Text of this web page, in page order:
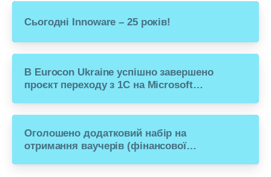
Сьогодні Innoware – 25 років!
В Eurocon Ukraine успішно завершено
проєкт переходу з 1С на Microsoft
Оголошено додатковий набір на
отримання ваучерів (фінансової